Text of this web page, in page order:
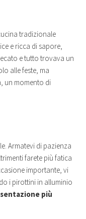
tradizionale
e ricca di sapore,
e tutto trovava un
alle feste, ma
un momento di
Armatevi di pazienza
farete più fatica
importante, vi
i pirottini in alluminio
più